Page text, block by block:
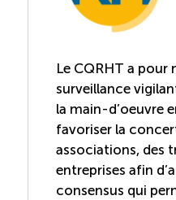
Le CQRHT a pour
surveillance
la main-d’oeuvre
favoriser la
associations, des
entreprises afin
consensus qui